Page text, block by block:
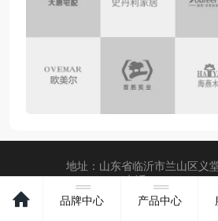
地址：山东省临沂市兰山区义
电话：400-1090-
电脑版
技术支持： 临
品牌中心 产品中心